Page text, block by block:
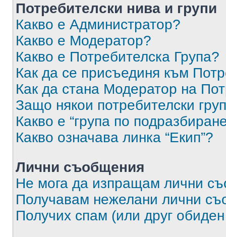
Потребителски нива и групи
Какво е Администратор?
Какво е Модератор?
Какво е Потребителска Група?
Как да се присъединя към
Как да стана Модератор на
Защо някои потребителски
Какво е “група по
Какво означава линка “Екип”?
Лични съобщения
Не мога да изпращам лични
Получавам нежелани лични
Получих спам (или друг